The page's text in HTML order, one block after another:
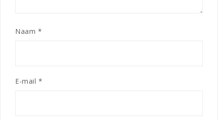
Naam *
E-mail *